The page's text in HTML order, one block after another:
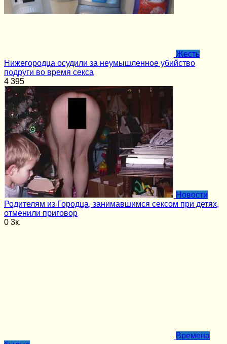
Жесть
Нижегородца осудили за неумышленное убийство
подруги во время секса
4 395
Новости
Родителям из Городца, занимавшимся сексом при детях,
отменили приговор
0 3к.
Времена